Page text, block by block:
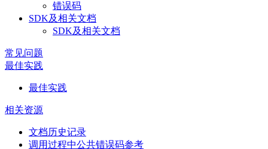
错误码
SDK及相关文档
SDK及相关文档
常见问题
最佳实践
最佳实践
相关资源
文档历史记录
调用过程中公共错误码参考